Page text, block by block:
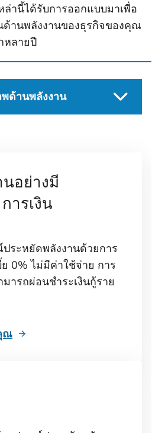
ล่านี้ได้รับการออกแบบมาเพื่อ
ด้านพลังงานของธุรกิจของคุณ
หลายปี
ด้านพลังงาน
อย่างมี
ารเงิน
ระหยัดพลังงานด้วยการ
0% ไม่มีค่าใช้จ่าย การ
ารถผ่อนชําระเงินกู้ราย
ณ